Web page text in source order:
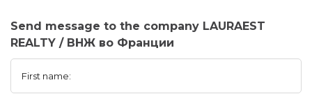
Send message to the company LAURAEST
REALTY / ВНЖ во Франции
First name: